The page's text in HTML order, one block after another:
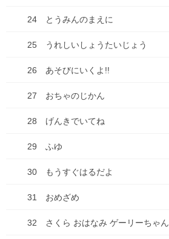
24 とうみんのまえに
25 うれしいしょうたいじょう
26 あそびにいくよ!!
27 おちゃのじかん
28 げんきでいてね
29 ふゆ
30 もうすぐはるだよ
31 おめざめ
32 さくら おはなみ ゲーリーちゃん